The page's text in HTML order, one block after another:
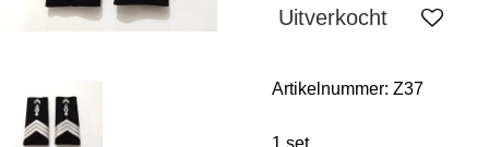
Uitverkocht
Artikelnummer: Z37
1 set.